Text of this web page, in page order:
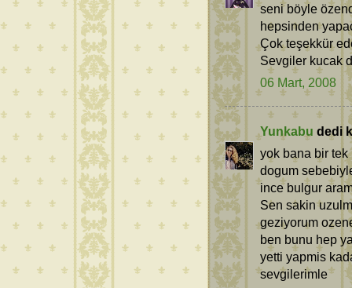
seni böyle
hepsinden
Çok teşekkür
Sevgiler kucak
06 Mart, 2008
Yunkabu dedi
yok bana bir
dogum
ince bulgur
Sen sakin
geziyorum
ben bunu hep
yetti yapmis
sevgilerimle